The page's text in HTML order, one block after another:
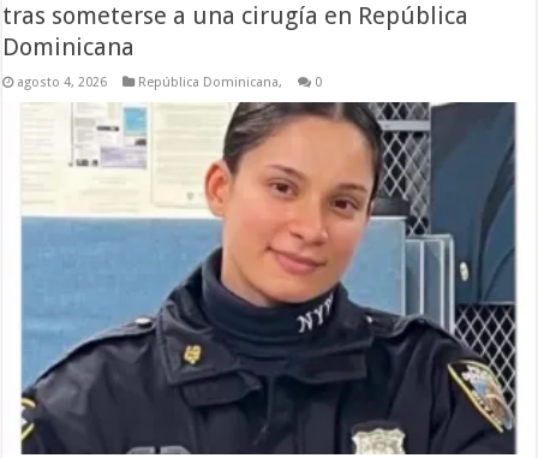
tras someterse a una cirugía en República
Dominicana
agosto 4, 2026 República Dominicana, 0